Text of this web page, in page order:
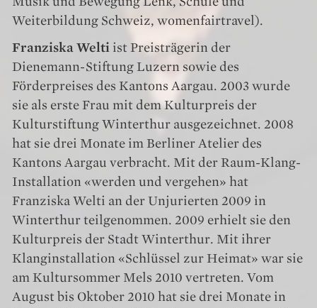
Weiterbildung Schweiz, womenfairtravel).
Franziska Welti ist Preisträgerin der
Dienemann-Stiftung Luzern sowie des
Förderpreises des Kantons Aargau. 2003 wurde
sie als erste Frau mit dem Kulturpreis der
Kulturstiftung Winterthur ausgezeichnet. 2008
hat sie drei Monate im Berliner Atelier des
Kantons Aargau verbracht. Mit der Raum-Klang-
Installation «werden und vergehen» hat
Franziska Welti an der Unjurierten 2009 in
Winterthur teilgenommen. 2009 erhielt sie den
Kulturpreis der Stadt Winterthur. Mit ihrer
Klanginstallation «Schlüssel zur Heimat» war sie
am Kultursommer Mels 2010 vertreten. Vom
August bis Oktober 2010 hat sie drei Monate in